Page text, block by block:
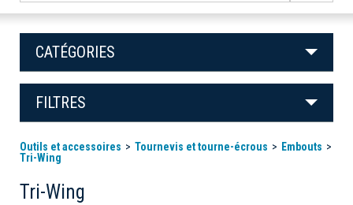
CATÉGORIES
FILTRES
Outils et accessoires Tournevis et tourne-écrous
Embouts
Tri-Wing
Tri-Wing